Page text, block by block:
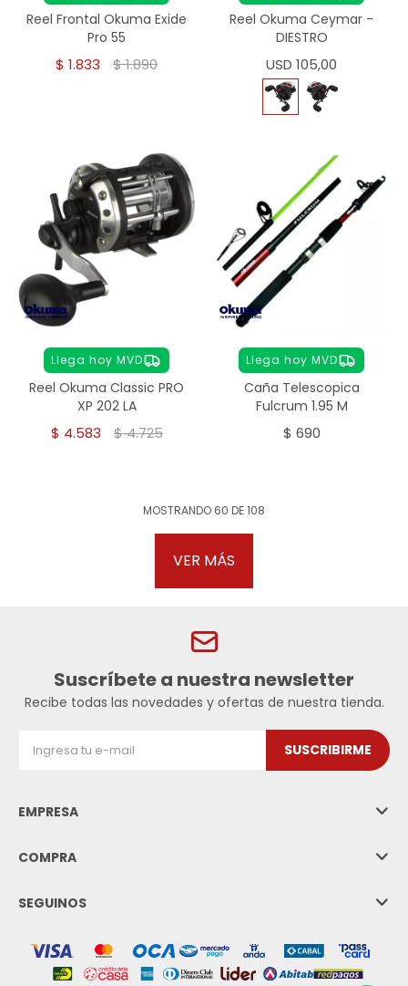
Reel Frontal Okuma Exide
Pro 55
$ 1.833 $1.890
Reel Okuma Ceymar -
DIESTRO
USD 105,00
Llega hoy MVD
Reel Okuma Classic PRO
XP 202 LA
$ 4.583 $4.725
Llega hoy MVD
Caña Telescopica
Fulcrum 1.95 M
$ 690
MOSTRANDO 60 DE108
VER MÁS
Suscríbete a nuestra newsletter
Recibe todas las novedades y ofertas de nuestra tienda.
SUSCRIBIRME
EMPRESA
COMPRA
SEGUINOS